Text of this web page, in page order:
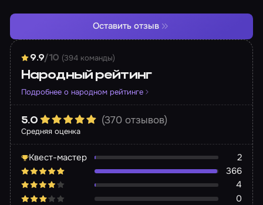
9.9/10 (394 команды)
Народный рейтинг
Подробнее о народном рейтинге
Средняя оценка
5.0 (370 отзывов)
Квест-мастер
2
366
4
0
Оставить отзыв